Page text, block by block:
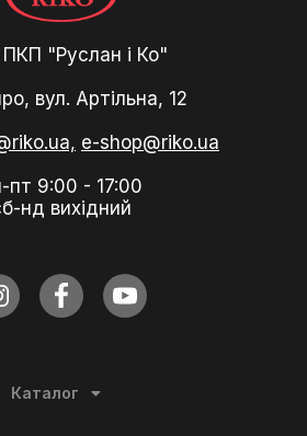
"Руслан і Ко"
вул. Артільна, 12
e-shop@riko.ua
пт 9:00 - 17:00
нд вихідний
Каталог